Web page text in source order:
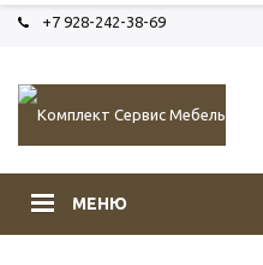
+7 928-242-38-69
МЕНЮ